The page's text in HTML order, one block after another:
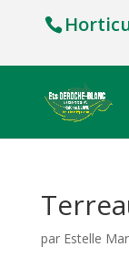
par Estelle